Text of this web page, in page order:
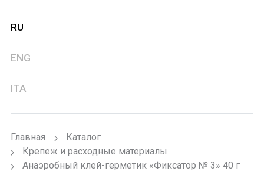
RU
ENG
ITA
Главная
Каталог
Крепеж и расходные материалы
Анаэробный клей-герметик «Фиксатор № 3» 40 г